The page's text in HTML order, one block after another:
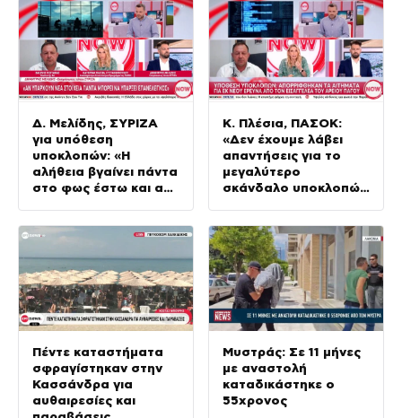
Δ. Μελίδης, ΣΥΡΙΖΑ
για υπόθεση
υποκλοπών: «Η
αλήθεια βγαίνει πάντα
στο φως έστω και αν
Κ. Πλέσια, ΠΑΣΟΚ:
«Δεν έχουμε λάβει
απαντήσεις για το
μεγαλύτερο
σκάνδαλο υποκλοπών
Πέντε καταστήματα
σφραγίστηκαν στην
Κασσάνδρα για
αυθαιρεσίες και
Μυστράς: Σε 11 μήνες
με αναστολή
καταδικάστηκε ο
55χρονος